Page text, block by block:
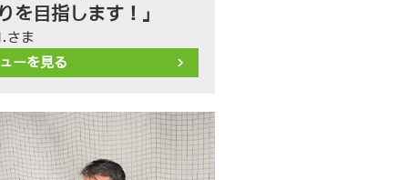
を目指します！」
さま
ーを見る